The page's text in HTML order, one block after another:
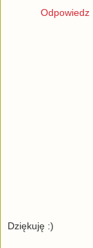
Odpowiedz
Dziękuję :)